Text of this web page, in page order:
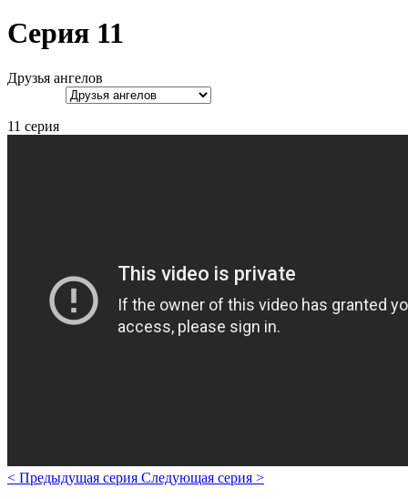
Серия 11
Друзья ангелов
11 серия
< Предыдущая серия Следующая серия >